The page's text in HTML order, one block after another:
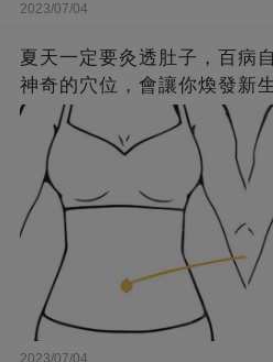
2023/07/04
夏天一定要灸透肚子，百病
神奇的穴位，會讓你煥發新生